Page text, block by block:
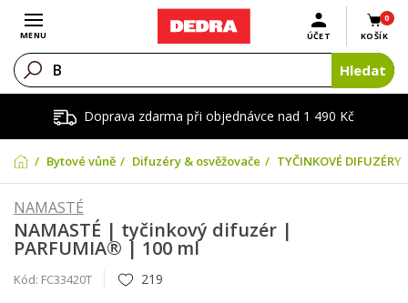
Doprava zdarma při objednávce nad 1 490 Kč
Otevřít menu
MENU
0
KOŠÍK
ÚČET
Hledat
Bytové vůně Difuzéry & osvěžovače TYČINKOVÉ DIFUZÉRY
NAMASTÉ
NAMASTÉ | tyčinkový difuzér |
PARFUMIA® | 100 ml
Kód: FC33420T 219